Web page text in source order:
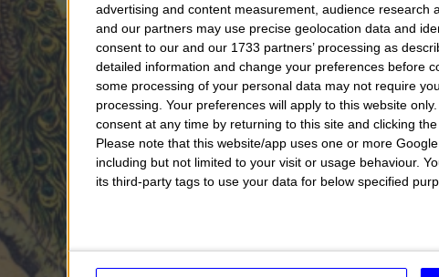
advertising and content measurement, audience research
and our partners may use precise geolocation data and
consent to our and our 1733 partners’ processing as
detailed information and change your preferences before
some processing of your personal data may not require
processing. Your preferences will apply to this website
consent at any time by returning to this site and clicking
Please note that this website/app uses one or more
including but not limited to your visit or usage behaviour.
its third-party tags to use your data for below specified